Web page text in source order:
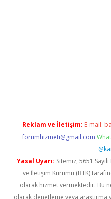
Reklam ve İletişim: E-mail:
forumhizmeti@gmail.com
Yasal Uyarı: Sitemiz, 5651
ve İletişim Kurumu (BTK)
olarak hizmet vermektedir. Bu
olarak denetleme veya araştırma